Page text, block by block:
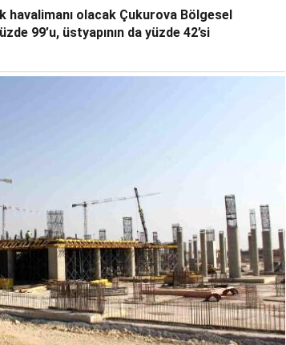
RİSKİ
havalimanı olacak Çukurova Bölgesel
99’u, üstyapının da yüzde 42’si